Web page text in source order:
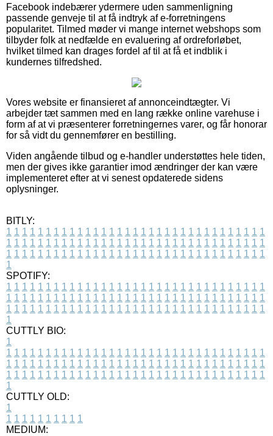
Facebook indebærer ydermere uden sammenligning
passende genveje til at få indtryk af e-forretningens
popularitet. Tilmed møder vi mange internet webshops som
tilbyder folk at nedfælde en evaluering af ordreforløbet,
hvilket tilmed kan drages fordel af til at få et indblik i
kundernes tilfredshed.
Vores website er finansieret af annonceindtægter. Vi
arbejder tæt sammen med en lang række online varehuse i
form af at vi præsenterer forretningernes varer, og får honorar
for så vidt du gennemfører en bestilling.
Viden angående tilbud og e-handler understøttes hele tiden,
men der gives ikke garantier imod ændringer der kan være
implementeret efter at vi senest opdaterede sidens
oplysninger.
BITLY:
1 1 1 1 1 1 1 1 1 1 1 1 1 1 1 1 1 1 1 1 1 1 1 1 1 1 1 1 1 1 1 1 1
1 1 1 1 1 1 1 1 1 1 1 1 1 1 1 1 1 1 1 1 1 1 1 1 1 1 1 1 1 1 1 1 1
1 1 1 1 1 1 1 1 1 1 1 1 1 1 1 1 1 1 1 1 1 1 1 1 1 1 1 1 1 1 1 1 1
1
SPOTIFY:
1 1 1 1 1 1 1 1 1 1 1 1 1 1 1 1 1 1 1 1 1 1 1 1 1 1 1 1 1 1 1 1 1
1 1 1 1 1 1 1 1 1 1 1 1 1 1 1 1 1 1 1 1 1 1 1 1 1 1 1 1 1 1 1 1 1
1 1 1 1 1 1 1 1 1 1 1 1 1 1 1 1 1 1 1 1 1 1 1 1 1 1 1 1 1 1 1 1 1
1
CUTTLY BIO:
1
1 1 1 1 1 1 1 1 1 1 1 1 1 1 1 1 1 1 1 1 1 1 1 1 1 1 1 1 1 1 1 1 1
1 1 1 1 1 1 1 1 1 1 1 1 1 1 1 1 1 1 1 1 1 1 1 1 1 1 1 1 1 1 1 1 1
1 1 1 1 1 1 1 1 1 1 1 1 1 1 1 1 1 1 1 1 1 1 1 1 1 1 1 1 1 1 1 1 1
1
CUTTLY OLD:
1
1 1 1 1 1 1 1 1 1 1
MEDIUM: